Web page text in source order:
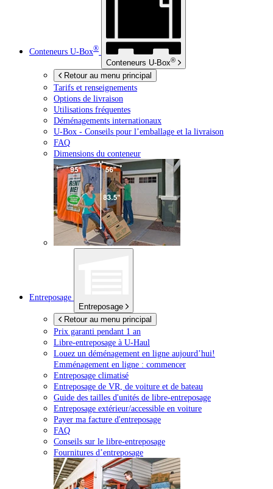
Conteneurs U-Box®
Conteneurs U-Box®
Retour au menu principal
Tarifs et renseignements
Options de livraison
Utilisations fréquentes
Déménagements internationaux
U-Box - Conseils pour l’emballage et la livraison
FAQ
Dimensions du conteneur
Entreposage
Entreposage
Retour au menu principal
Prix garanti pendant 1 an
Libre-entreposage à U-Haul
Louez un déménagement en ligne aujourd’hui!
Emménagement en ligne : commencer
Entreposage climatisé
Entreposage de VR, de voiture et de bateau
Guide des tailles d'unités de libre-entreposage
Entreposage extérieur/accessible en voiture
Payer ma facture d'entreposage
FAQ
Conseils sur le libre-entreposage
Fournitures d’entreposage